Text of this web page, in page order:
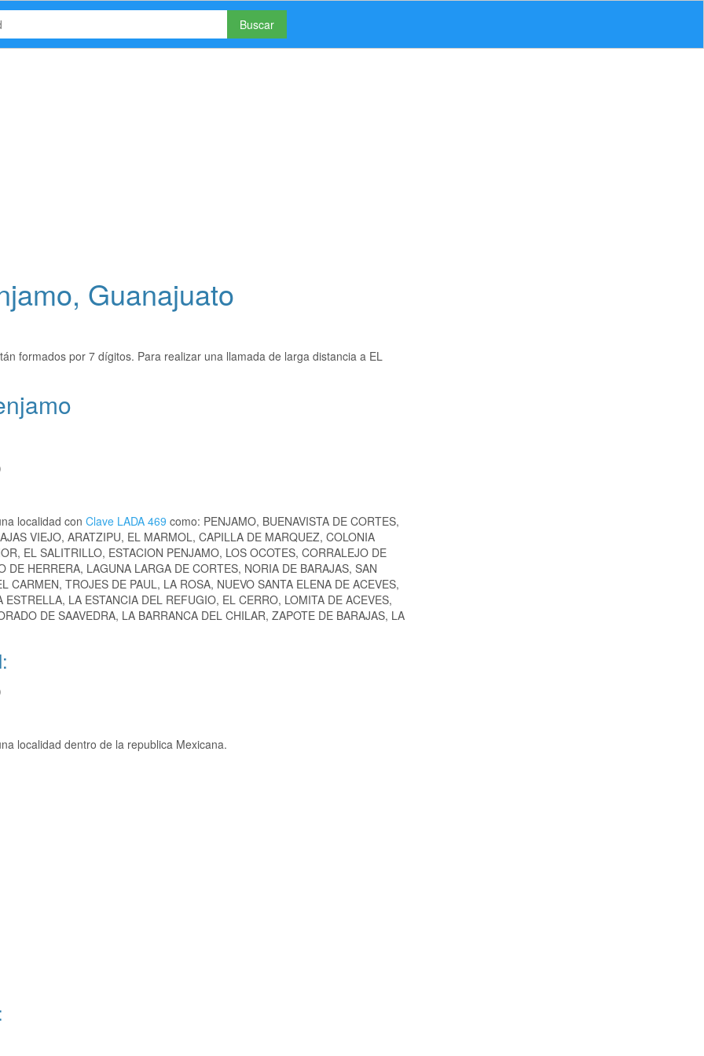
Buscar
Guanajuato
formados por 7 dígitos. Para realizar una llamada de larga distancia a EL
localidad con Clave LADA 469 como: PENJAMO, BUENAVISTA DE CORTES,
VIEJO, ARATZIPU, EL MARMOL, CAPILLA DE MARQUEZ, COLONIA
EL SALITRILLO, ESTACION PENJAMO, LOS OCOTES, CORRALEJO DE
DE HERRERA, LAGUNA LARGA DE CORTES, NORIA DE BARAJAS, SAN
CARMEN, TROJES DE PAUL, LA ROSA, NUEVO SANTA ELENA DE ACEVES,
LA ESTANCIA DEL REFUGIO, EL CERRO, LOMITA DE ACEVES,
DE SAAVEDRA, LA BARRANCA DEL CHILAR, ZAPOTE DE BARAJAS, LA
localidad dentro de la republica Mexicana.